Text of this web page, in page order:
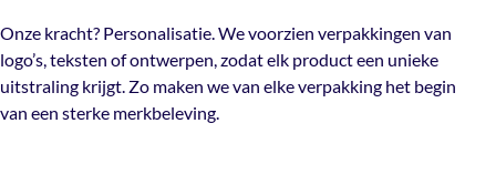
Onze kracht? Personalisatie. We voorzien verpakkingen van
logo’s, teksten of ontwerpen, zodat elk product een unieke
uitstraling krijgt. Zo maken we van elke verpakking het begin
van een sterke merkbeleving.